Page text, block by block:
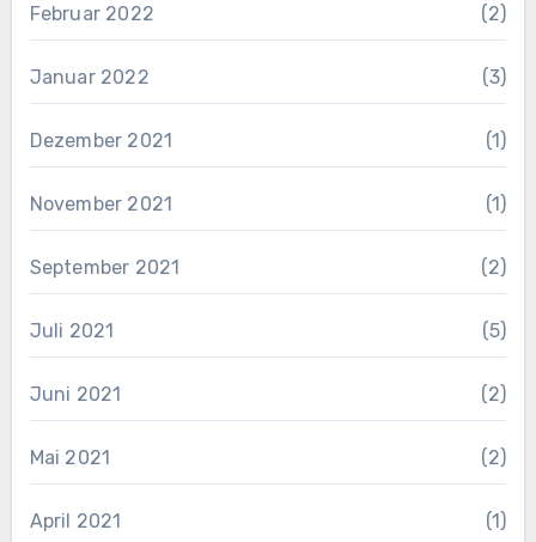
Februar 2022 (2)
Januar 2022 (3)
Dezember 2021 (1)
November 2021 (1)
September 2021 (2)
Juli 2021 (5)
Juni 2021 (2)
Mai 2021 (2)
April 2021 (1)